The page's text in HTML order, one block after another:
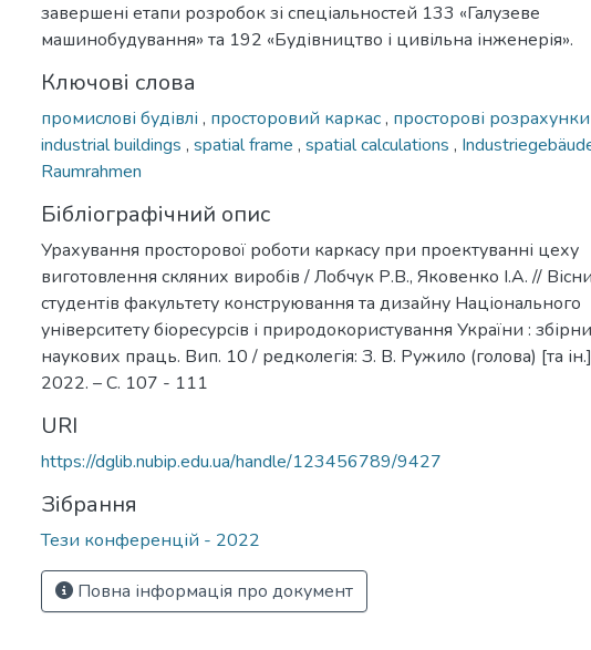
завершені етапи розробок зі спеціальностей 133 «Галузеве
машинобудування» та 192 «Будівництво і цивільна інженерія».
Ключові слова
промислові будівлі , просторовий каркас, просторові розрахунки
industrial buildings , spatial frame , spatial calculations ,
Raumrahmen
Бібліографічний опис
Урахування просторової роботи каркасу при проектуванні цеху
виготовлення скляних виробів / Лобчук Р.В., Яковенко І.А. //
студентів факультету конструювання та дизайну Національного
університету біоресурсів і природокористування України :
наукових праць. Вип. 10 / редколегія: З. В. Ружило (голова) [та
2022. – С. 107 - 111
URI
https://dglib.nubip.edu.ua/handle/123456789/9427
Зібрання
Тези конференцій - 2022
Повна інформація про документ